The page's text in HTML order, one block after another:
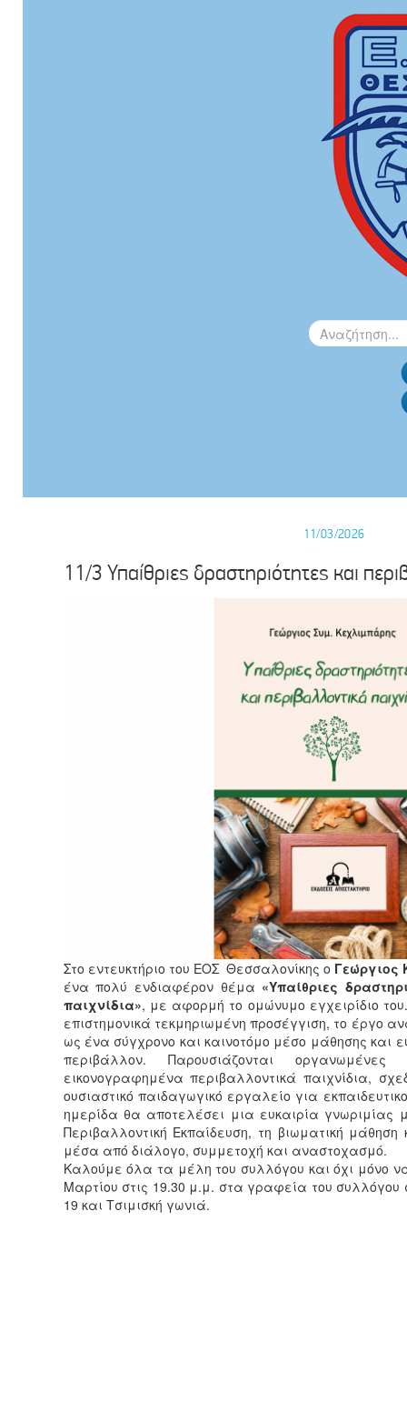
11/03/2026
11/3 Υπαίθριες δραστηριότητες και
Στο εντευκτήριο του ΕΟΣ Θεσσαλονίκης ο Γεώργιος
ένα πολύ ενδιαφέρον θέμα «Υπαίθριες
παιχνίδια», με αφορμή το ομώνυμο εγχειρίδιο
επιστημονικά τεκμηριωμένη προσέγγιση, το έργο
ως ένα σύγχρονο και καινοτόμο μέσο μάθησης και
περιβάλλον. Παρουσιάζονται
εικονογραφημένα περιβαλλοντικά παιχνίδια,
ουσιαστικό παιδαγωγικό εργαλείο για
ημερίδα θα αποτελέσει μια ευκαιρία γνωριμίας
Περιβαλλοντική Εκπαίδευση, τη βιωματική
μέσα από διάλογο, συμμετοχή και αναστοχασμό.
Καλούμε όλα τα μέλη του συλλόγου και όχι μόνο
Μαρτίου στις 19.30 μ.μ. στα γραφεία του συλλόγου
19 και Τσιμισκή γωνιά.